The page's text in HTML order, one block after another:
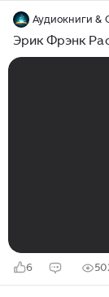
Аудиокниги &
Эрик Фрэнк
6